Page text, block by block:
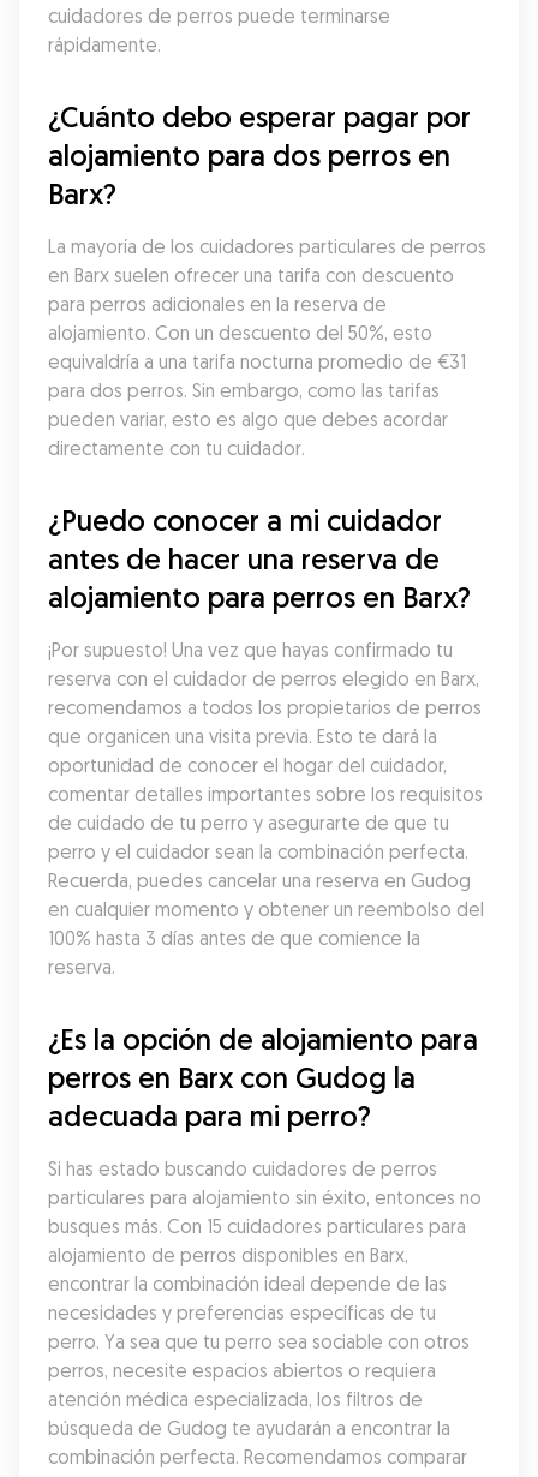
cuidadores de perros puede terminarse
rápidamente.
¿Cuánto debo esperar pagar por
alojamiento para dos perros en
Barx?
La mayoría de los cuidadores particulares de perros
en Barx suelen ofrecer una tarifa con descuento
para perros adicionales en la reserva de
alojamiento. Con un descuento del 50%, esto
equivaldría a una tarifa nocturna promedio de €31
para dos perros. Sin embargo, como las tarifas
pueden variar, esto es algo que debes acordar
directamente con tu cuidador.
¿Puedo conocer a mi cuidador
antes de hacer una reserva de
alojamiento para perros en Barx?
¡Por supuesto! Una vez que hayas confirmado tu
reserva con el cuidador de perros elegido en Barx,
recomendamos a todos los propietarios de perros
que organicen una visita previa. Esto te dará la
oportunidad de conocer el hogar del cuidador,
comentar detalles importantes sobre los requisitos
de cuidado de tu perro y asegurarte de que tu
perro y el cuidador sean la combinación perfecta.
Recuerda, puedes cancelar una reserva en Gudog
en cualquier momento y obtener un reembolso del
100% hasta 3 días antes de que comience la
reserva.
¿Es la opción de alojamiento para
perros en Barx con Gudog la
adecuada para mi perro?
Si has estado buscando cuidadores de perros
particulares para alojamiento sin éxito, entonces no
busques más. Con 15 cuidadores particulares para
alojamiento de perros disponibles en Barx,
encontrar la combinación ideal depende de las
necesidades y preferencias específicas de tu
perro. Ya sea que tu perro sea sociable con otros
perros, necesite espacios abiertos o requiera
atención médica especializada, los filtros de
búsqueda de Gudog te ayudarán a encontrar la
combinación perfecta. Recomendamos comparar